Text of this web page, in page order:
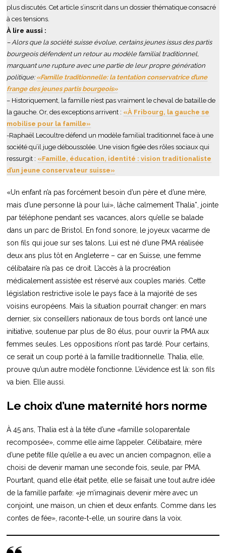
plus discutés. Cet article s’inscrit dans un dossier thématique consacré
à ces tensions.
À lire aussi :
– Alors que la société suisse évolue, certains jeunes issus des partis
bourgeois défendent un retour au modèle familial traditionnel,
marquant une rupture avec une partie de leur propre génération
politique:«Famille traditionnelle: la tentation conservatrice d’une
frange des jeunes partis bourgeois»
– Historiquement, la famille n’est pas vraiment le cheval de bataille de
la gauche. Or, des exceptions arrivent : «À Fribourg, la gauche se
mobilise pour la famille»
-Raphaël Lecoultre défend un modèle familial traditionnel face à une
société qu’il juge déboussolée. Une vision figée des rôles sociaux qui
ressurgit : «Famille, éducation, identité : vision traditionaliste
d’un jeune conservateur suisse»
«Un enfant n’a pas forcément besoin d’un père et d’une mère,
mais d’une personne là pour lui», lâche calmement Thalia*, jointe
par téléphone pendant ses vacances, alors qu’elle se balade
dans un parc de Bristol. En fond sonore, le joyeux vacarme de
son fils qui joue sur ses talons. Lui est né d’une PMA réalisée
deux ans plus tôt en Angleterre – car en Suisse, une femme
célibataire n’a pas ce droit. L’accès à la procréation
médicalement assistée est réservé aux couples mariés. Cette
législation restrictive isole le pays face à la majorité de ses
voisins européens. Mais la situation pourrait changer: en mars
dernier, six conseillers nationaux de tous bords ont lancé une
initiative, soutenue par plus de 80 élus, pour ouvrir la PMA aux
femmes seules. Les oppositions n’ont pas tardé. Pour certains,
ce serait un coup porté à la famille traditionnelle. Thalia, elle,
prouve qu’un autre modèle fonctionne. L’évidence est là: son fils
va bien. Elle aussi.
Le choix d’une maternité hors norme
À 45 ans, Thalia est à la tête d’une «famille soloparentale
recomposée», comme elle aime l’appeler. Célibataire, mère
d’une petite fille qu’elle a eu avec un ancien compagnon, elle a
choisi de devenir maman une seconde fois, seule, par PMA.
Pourtant, quand elle était petite, elle se faisait une tout autre idée
de la famille parfaite: «je m’imaginais devenir mère avec un
conjoint, une maison, un chien et deux enfants. Comme dans les
contes de fée», raconte-t-elle, un sourire dans la voix.